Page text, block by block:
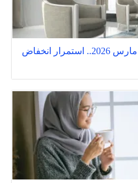
عاجل.. سعر الذهب اليوم 24 مارس 2026.. استمرار انخفاض